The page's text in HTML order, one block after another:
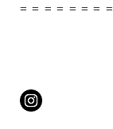
= = = = = = =